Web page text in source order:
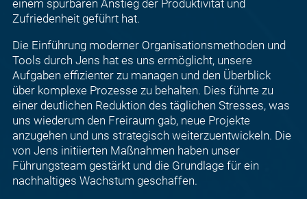
einem spürbaren Anstieg der Produktivität und
Zufriedenheit geführt hat.
Die Einführung moderner Organisationsmethoden und
Tools durch Jens hat es uns ermöglicht, unsere
Aufgaben effizienter zu managen und den Überblick
über komplexe Prozesse zu behalten. Dies führte zu
einer deutlichen Reduktion des täglichen Stresses, was
uns wiederum den Freiraum gab, neue Projekte
anzugehen und uns strategisch weiterzuentwickeln. Die
von Jens initiierten Maßnahmen haben unser
Führungsteam gestärkt und die Grundlage für ein
nachhaltiges Wachstum geschaffen.